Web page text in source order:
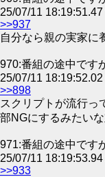
25/07/11
>>937
自分なら親の実家に
970:番組の途中です
25/07/11
>>898
スクリプトが流行っ
部NGにするみたい
971:番組の途中です
25/07/11
>>933